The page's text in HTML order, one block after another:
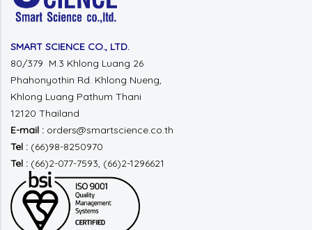
SMART SCIENCE CO., LTD.
80/379 M.3 Khlong Luang 26
Phahonyothin Rd. Khlong Nueng,
Khlong Luang Pathum Thani
12120 Thailand
E-mail : orders@smartscience.co.th
Tel : (66)98-8250970
Tel : (66)2-077-7593, (66)2-1296621